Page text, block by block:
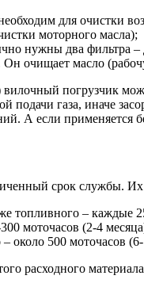
для очистки
моторного масла);
нужны два фильтра –
Он очищает масло
погрузчик
подачи газа, иначе
А если применяется
срок службы. Их
топливного – каждые
моточасов (2-4
– около 500 моточасов
расходного